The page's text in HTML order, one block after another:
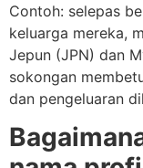
Contoh: selepas
keluarga mereka,
Jepun (JPN) dan
sokongan
dan pengeluaran